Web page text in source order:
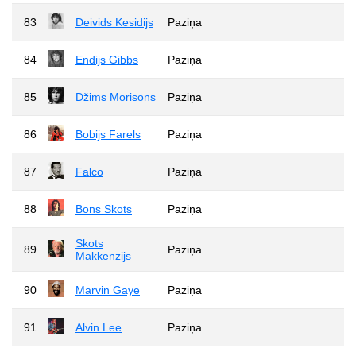
83 Deivids Kesidijs Paziņa
84 Endijs Gibbs Paziņa
85 Džims Morisons Paziņa
86 Bobijs Farels Paziņa
87 Falco Paziņa
88 Bons Skots Paziņa
89
Skots
Makkenzijs
Paziņa
90 Marvin Gaye Paziņa
91 Alvin Lee Paziņa